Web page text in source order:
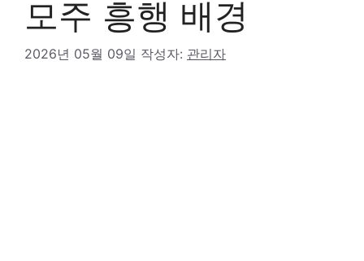
모주 흥행 배경
2026년 05월 09일 작성자: 관리자